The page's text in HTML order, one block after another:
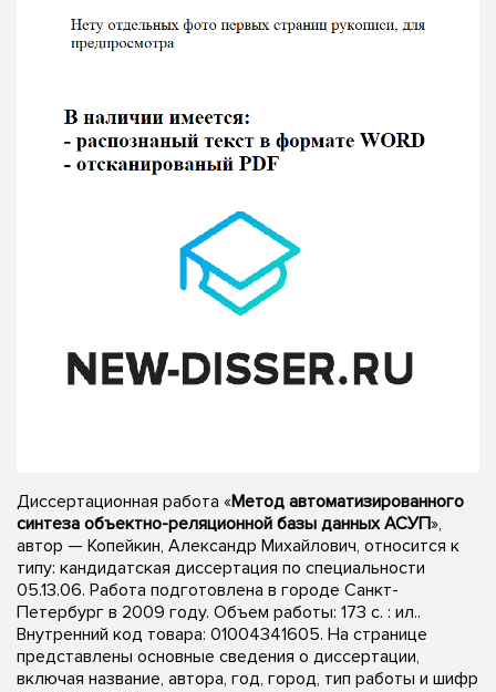
Диссертационная работа «Метод автоматизированного
синтеза объектно-реляционной базы данных АСУП»,
автор — Копейкин, Александр Михайлович, относится к
типу: кандидатская диссертация по специальности
05.13.06. Работа подготовлена в городе Санкт-
Петербург в 2009 году. Объем работы: 173 с. : ил..
Внутренний код товара: 01004341605. На странице
представлены основные сведения о диссертации,
включая название, автора, год, город, тип работы и шифр